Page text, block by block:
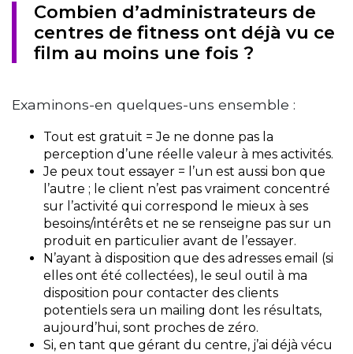
Combien d’administrateurs de
centres de fitness ont déjà vu ce
film au moins une fois ?
Examinons-en quelques-uns ensemble :
Tout est gratuit = Je ne donne pas la
perception d’une réelle valeur à mes activités.
Je peux tout essayer = l’un est aussi bon que
l’autre ; le client n’est pas vraiment concentré
sur l’activité qui correspond le mieux à ses
besoins/intérêts et ne se renseigne pas sur un
produit en particulier avant de l’essayer.
N’ayant à disposition que des adresses email (si
elles ont été collectées), le seul outil à ma
disposition pour contacter des clients
potentiels sera un mailing dont les résultats,
aujourd’hui, sont proches de zéro.
Si, en tant que gérant du centre, j’ai déjà vécu